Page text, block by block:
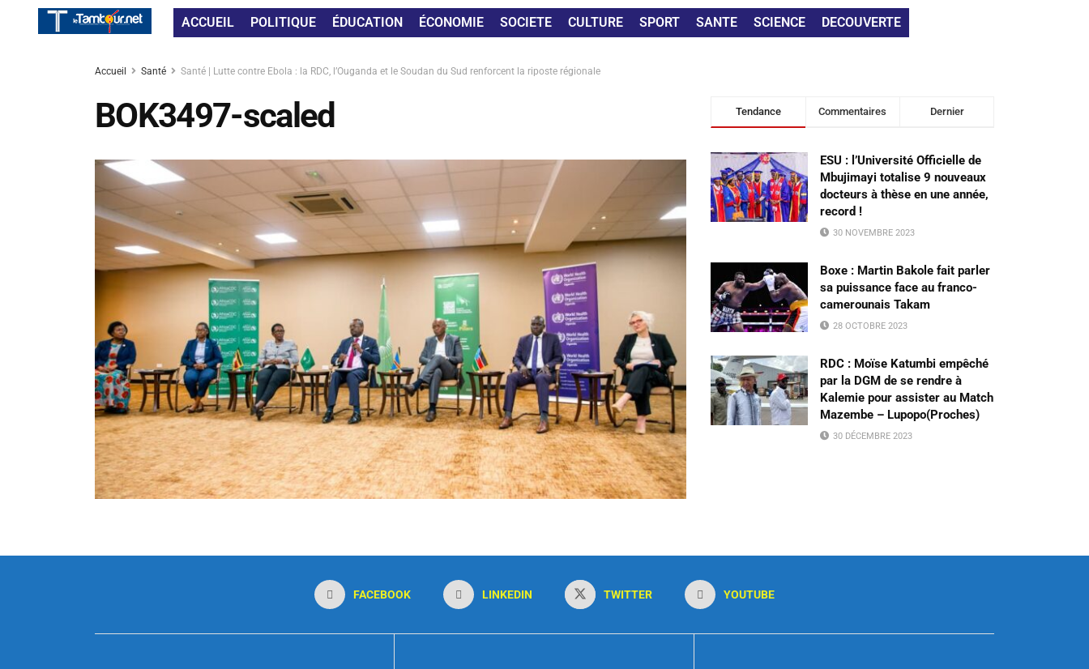
ACCUEIL POLITIQUE ÉDUCATION ÉCONOMIE SOCIETE CULTURE SPORT SANTE SCIENCE DECOUVERTE
Accueil Santé Santé | Lutte contre Ebola : la RDC, l’Ouganda et le Soudan du Sud renforcent la riposte régionale
BOK3497-scaled Tendance Commentaires Dernier
ESU : l’Université Officielle de
Mbujimayi totalise 9 nouveaux
docteurs à thèse en une année,
record !
30 NOVEMBRE 2023
Boxe : Martin Bakole fait parler
sa puissance face au franco-
camerounais Takam
28 OCTOBRE 2023
RDC : Moïse Katumbi empêché
par la DGM de se rendre à
Kalemie pour assister au Match
Mazembe – Lupopo(Proches)
30 DÉCEMBRE 2023
FACEBOOK LINKEDIN TWITTER YOUTUBE